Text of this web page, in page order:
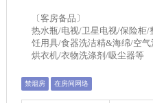
〔客房备品〕
热水瓶/电视/卫星电视/保险柜
饪用具/食器洗洁精&海绵/空
烘衣机/衣物洗涤剂/吸尘器等
禁烟房 在房间网络